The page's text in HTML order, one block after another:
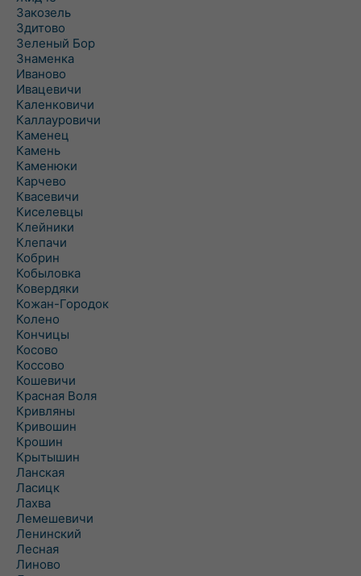
Закозель
Здитово
Зеленый Бор
Знаменка
Иваново
Ивацевичи
Каленковичи
Каллауровичи
Каменец
Камень
Каменюки
Карчево
Квасевичи
Киселевцы
Клейники
Клепачи
Кобрин
Кобыловка
Ковердяки
Кожан-Городок
Колено
Кончицы
Косово
Коссово
Кошевичи
Красная Воля
Кривляны
Кривошин
Крошин
Крытышин
Ланская
Ласицк
Лахва
Лемешевичи
Ленинский
Лесная
Линово